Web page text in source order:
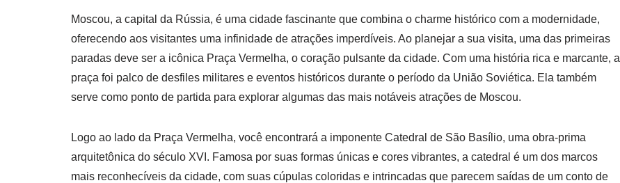
Moscou, a capital da Rússia, é uma cidade fascinante que combina o charme histórico com a modernidade,
oferecendo aos visitantes uma infinidade de atrações imperdíveis. Ao planejar a sua visita, uma das primeiras
paradas deve ser a icônica Praça Vermelha, o coração pulsante da cidade. Com uma história rica e marcante, a
praça foi palco de desfiles militares e eventos históricos durante o período da União Soviética. Ela também
serve como ponto de partida para explorar algumas das mais notáveis atrações de Moscou.
Logo ao lado da Praça Vermelha, você encontrará a imponente Catedral de São Basílio, uma obra-prima
arquitetônica do século XVI. Famosa por suas formas únicas e cores vibrantes, a catedral é um dos marcos
mais reconhecíveis da cidade, com suas cúpulas coloridas e intrincadas que parecem saídas de um conto de